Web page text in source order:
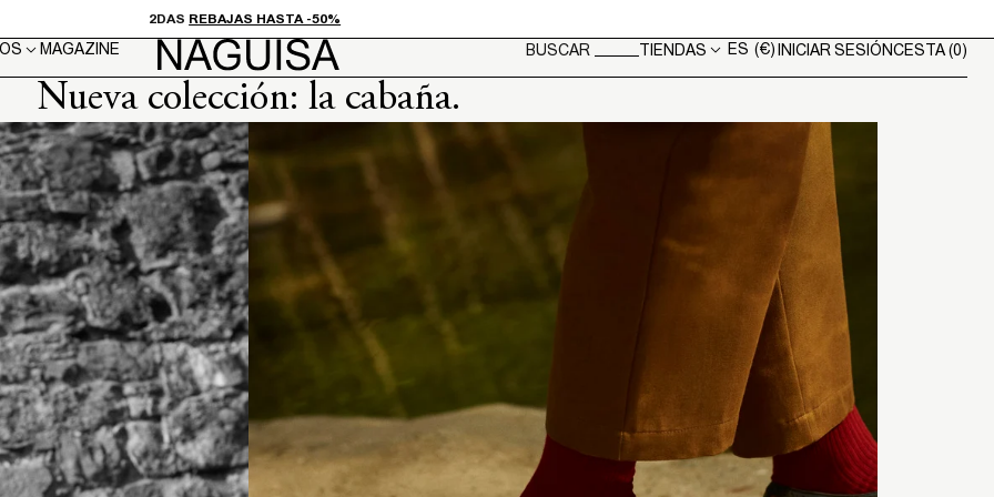
2DAS REBAJAS HASTA -50%
MAGAZINE BUSCAR TIENDAS Geolocation Button: ES, €
ES (€)INICIAR SESIÓNCESTA(0)
Nueva colección: la cabaña.